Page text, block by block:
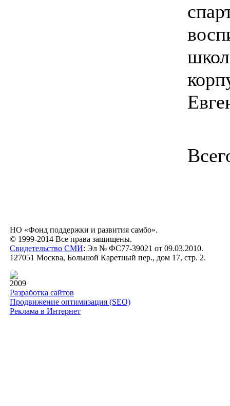
НО «Фонд поддержки и развития самбо».
© 1999-2014 Все права защищены.
Свидетельство СМИ: Эл № ФС77-39021 от 09.03.2010.
127051 Москва, Большой Каретный пер., дом 17, стр. 2.
2009
Разработка сайтов
Продвижение оптимизация (SEO)
Реклама в Интернет